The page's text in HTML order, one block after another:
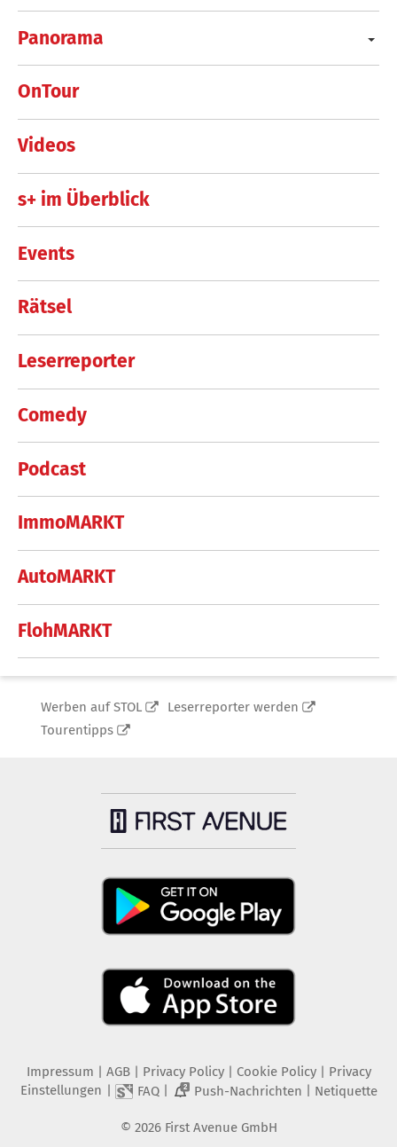
Panorama
OnTour
Videos
s+ im Überblick
Events
Rätsel
Leserreporter
Comedy
Podcast
ImmoMARKT
AutoMARKT
FlohMARKT
Werben auf STOL
Leserreporter werden
Tourentipps
Impressum AGB Privacy Policy| Cookie Policy| Privacy
Einstellungen
FAQ| 2 Push-Nachrichten Netiquette
© 2026 First Avenue GmbH